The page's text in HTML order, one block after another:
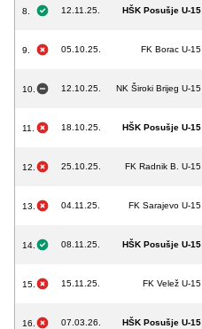
8. 12.11.25. HŠK Posušje U-15
9. 05.10.25. FK Borac U-15
10. 12.10.25. NK Široki Brijeg U-15
11. 18.10.25. HŠK Posušje U-15
12. 25.10.25. FK Radnik B. U-15
13. 04.11.25. FK Sarajevo U-15
14. 08.11.25. HŠK Posušje U-15
15. 15.11.25. FK Velež U-15
16. 07.03.26. HŠK Posušje U-15